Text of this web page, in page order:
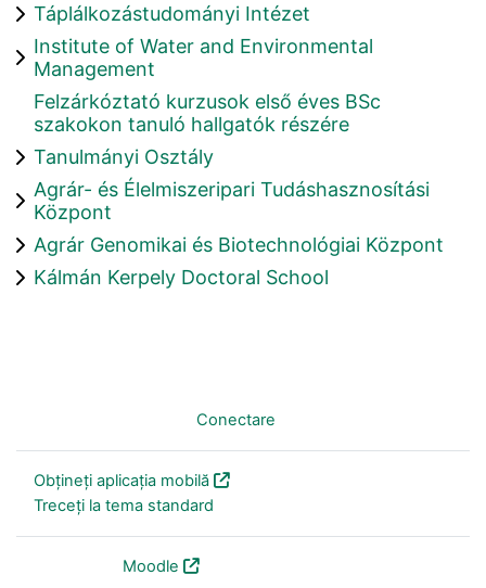
Táplálkozástudományi Intézet
Institute of Water and Environmental
Management
Felzárkóztató kurzusok első éves BSc
szakokon tanuló hallgatók részére
Tanulmányi Osztály
Agrár- és Élelmiszeripari Tudáshasznosítási
Központ
Agrár Genomikai és Biotechnológiai Központ
Kálmán Kerpely Doctoral School
Conectare
Obțineți aplicația mobilă
Treceți la tema standard
Moodle